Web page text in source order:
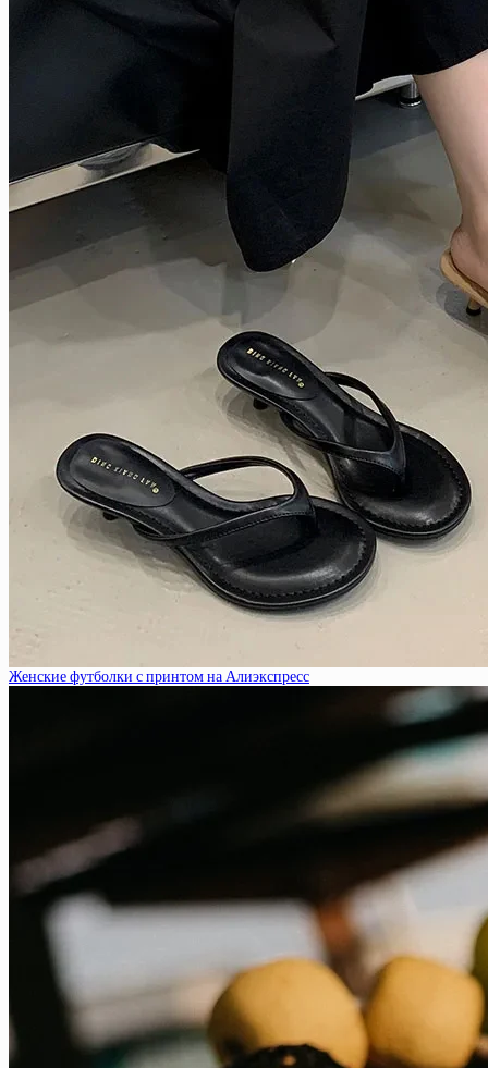
Женские футболки с принтом на Алиэкспресс